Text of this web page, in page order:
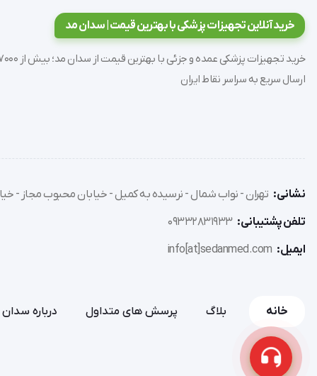
خرید آنلاین تجهیزات پزشکی با بهترین قیمت | سدان مد
ارسال سریع به سراسر نقاط ایران
نشانی: تهران - نواب شمال - نرسیده به کمیل - خیابان محبوب مجاز -
تلفن پشتیبانی: 09332831933
ایمیل: info[at]sedanmed.com
خانه بلاگ پرسش های متداول درباره